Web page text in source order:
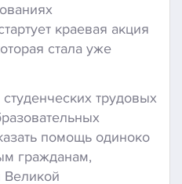
краевая акция
стала уже
трудовых
помощь одиноко
гражданам,
Великой